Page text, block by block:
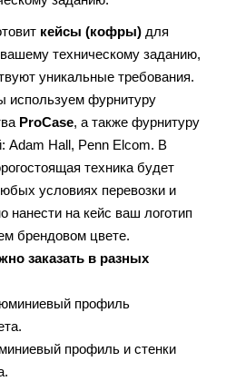
кейсы (кофры) для
техническому заданию,
уникальные требования.
используем фурнитуру
ProCase, а также фурнитуру
Adam Hall, Penn Elcom. В
техника будет
условиях перевозки и
нанести на кейс ваш логотип
брендовом цвете.
заказать в разных
профиль
профиль и стенки